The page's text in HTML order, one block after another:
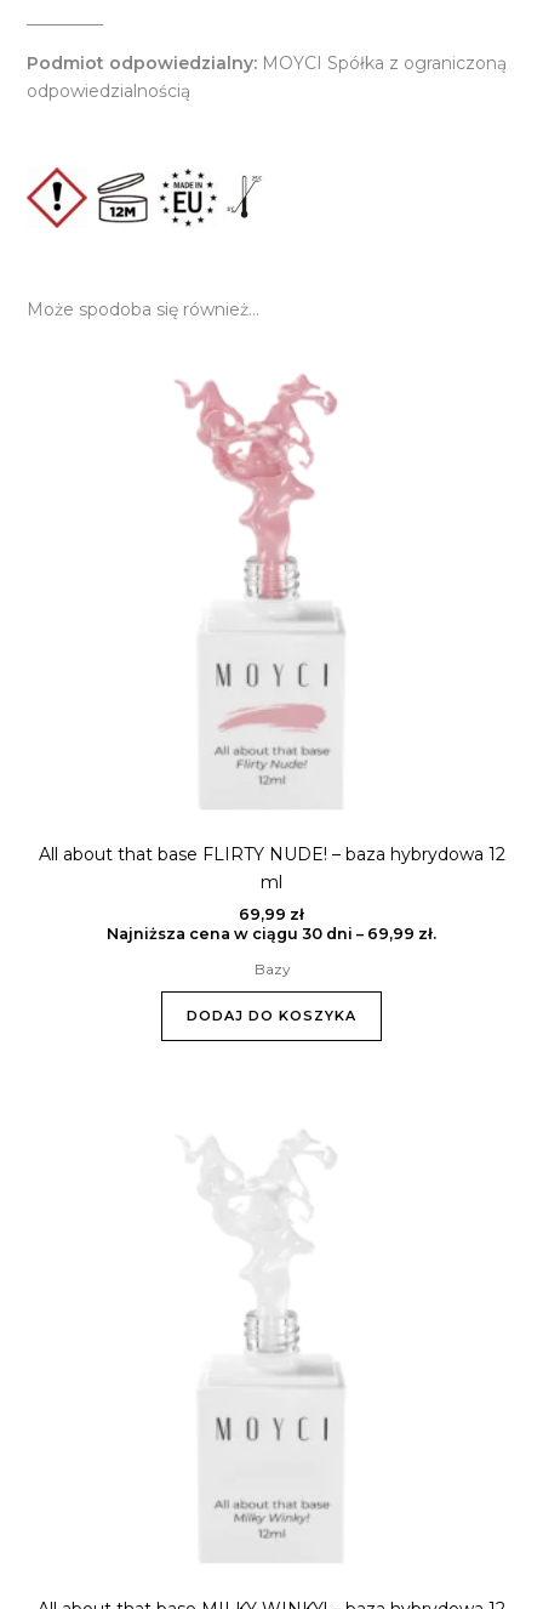
Podmiot odpowiedzialny:MOYCI Spółka z ograniczoną
odpowiedzialnością
Może spodoba się również…
All about that base FLIRTY NUDE! – baza hybrydowa 12
ml
69,99 zł
Najniższa cena w ciągu 30 dni – 69,99 zł.
Bazy
DODAJ DO KOSZYKA